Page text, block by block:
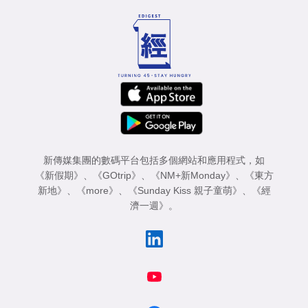
新傳媒集團的數碼平台包括多個網站和應用程式，如
《新假期》 、 《GOtrip》 、 《NM+新Monday》 、
《東方
新地》 、 《more》 、 《Sunday Kiss 親子童萌》 、
《經
濟一週》 。